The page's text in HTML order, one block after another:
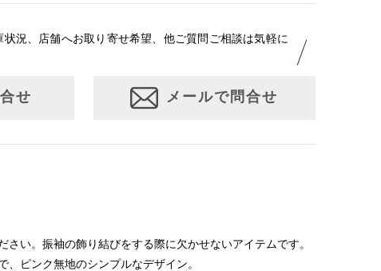
況、店舗へお取り寄せ希望、他ご質問ご相談は気軽に
せ メールで問合せ
さい。振袖の飾り結びをする際に欠かせないアイテムです。
ピンク無地のシンプルなデザイン。